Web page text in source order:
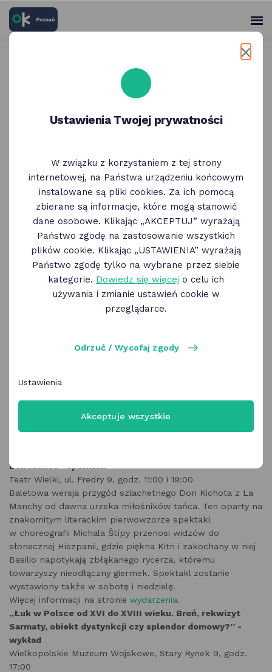
skróty
głównych
Panel
Weekend w Poznaniu 30
stycznia - 1 lutego
Weekend w Poznaniu: ciekawe wydarzenia
i wystawy, koncerty, spacery, spotkania
i dyskusje. Poniżej, kilka pod/odpowiedzi na
pytanie "co robić w weekend w Poznaniu".
Don Kichot - spektakl
Teatr Wielki, ul. Fredry 9, godz. 11:00 i 19:00
Baletowa wersja przygód szlachetnego Don Kichota z La
Manchy od dawna urzeka miłośników tańca. Ten oparty na
znakomitym literackim pierwowzorze spektakl
w choreografii Michala Štípy przenosi widzów do
słonecznej Hiszpanii, gdzie piękna Kitri i zakochany w niej
Basilio napotykają zbłąkanego rycerza, któremu
towarzyszy nieodłączny giermek. Spektakl zostanie
wystawiony także w sobotę i niedzielę.
Więcej informacji na stronie wydarzenia.
,,Łuk w Polsce od XVI do XVIII wieku. Broń, rekwizyt
Sarmaty, obiekt dystynkcji czy splendor domowy?” -
wykład
Wielkopolskie Muzeum Wojskowe, Stary Rynek 9, godz.
17:00
Ustawienia Twojej prywatności
W związku z korzystaniem z tej strony
internetowej, na Państwa urządzeniu końcowym
instalowane są pliki cookies. Za ich pomocą
zbierane są informacje, które mogą stanowić
dane osobowe. Klikając „AKCEPTUJ” wyrażają
Państwo zgodę na zastosowanie wszystkich
plików cookie. Klikając „USTAWIENIA” wyrażają
Państwo zgodę tylko na wybrane przez siebie
kategorie. Dowiedz się więcej o celu ich
używania i zmianie ustawień cookie w
przeglądarce.
Odrzuć / Wycofaj zgody
Ustawienia
Akceptuje wszystkie